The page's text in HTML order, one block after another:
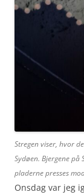
Stregen viser, hvor
Sydøen. Bjergene
pladerne presses
Onsdag var jeg